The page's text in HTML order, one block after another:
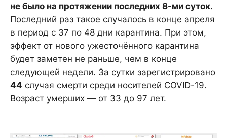
не было на протяжении последних 8-ми суток.
Последний раз такое случалось в конце апреля
в период с 37 по 48 дни карантина. При этом,
эффект от нового ужесточённого карантина
будет заметен не раньше, чем в конце
следующей недели. За сутки зарегистрировано
44 случая смерти среди носителей COVID-19.
Возраст умерших — от 33 до 97 лет.